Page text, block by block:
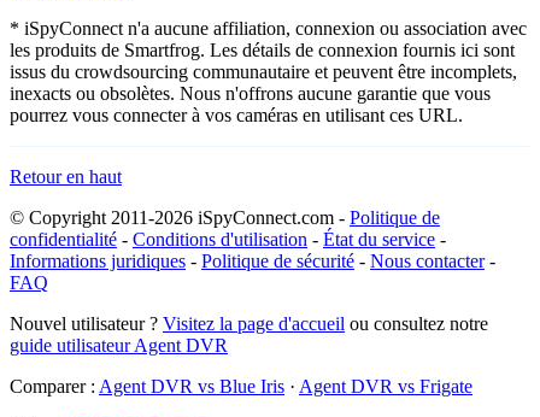
* iSpyConnect n'a aucune affiliation, connexion ou association avec
les produits de Smartfrog. Les détails de connexion fournis ici sont
issus du crowdsourcing communautaire et peuvent être incomplets,
inexacts ou obsolètes. Nous n'offrons aucune garantie que vous
pourrez vous connecter à vos caméras en utilisant ces URL.
Retour en haut
© Copyright 2011-2026 iSpyConnect.com - Politique de
confidentialité - Conditions d'utilisation - État du service -
Informations juridiques - Politique de sécurité - Nous contacter-
FAQ
Nouvel utilisateur ? Visitez la page d'accueil ou consultez notre
guide utilisateur Agent DVR
Comparer : Agent DVR vs Blue Iris · Agent DVR vs Frigate